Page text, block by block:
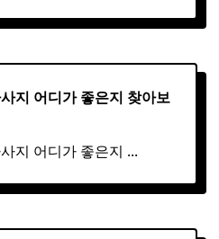
지 어디가 좋은지 찾아보
지 어디가 좋은지 ...